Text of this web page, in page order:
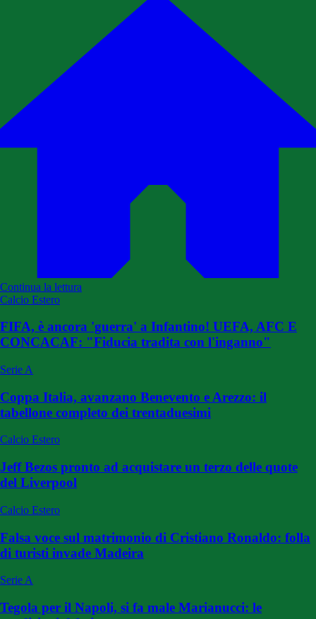
Continua la lettura
Calcio Estero
FIFA, è ancora 'guerra' a Infantino! UEFA, AFC E
CONCACAF: "Fiducia tradita con l'inganno"
Serie A
Coppa Italia, avanzano Benevento e Arezzo: il
tabellone completo dei trentaduesimi
Calcio Estero
Jeff Bezos pronto ad acquistare un terzo delle quote
del Liverpool
Calcio Estero
Falsa voce sul matrimonio di Cristiano Ronaldo: folla
di turisti invade Madeira
Serie A
Tegola per il Napoli, si fa male Marianucci: le